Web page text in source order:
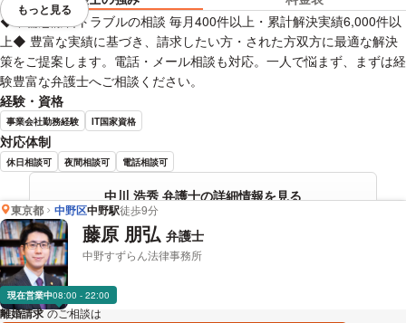
◆不倫慰謝料トラブルの相談 毎月400件以上・累計解決実績6,000件以
上◆ 豊富な実績に基づき、請求したい方・された方双方に最適な解決
策をご提案します。電話・メール相談も対応。一人で悩まず、まずは経
験豊富な弁護士へご相談ください。
経験・資格
事業会社勤務経験 IT国家資格
対応体制
休日相談可 夜間相談可 電話相談可
中川 浩秀 弁護士の詳細情報を見る
視覚的に省略されている要素を
もっと見る
東京都 中野区中野駅徒歩9分
藤原 朋弘 弁護士
中野すずらん法律事務所
現在営業中08:00 - 22:00
離婚請求 のご相談は